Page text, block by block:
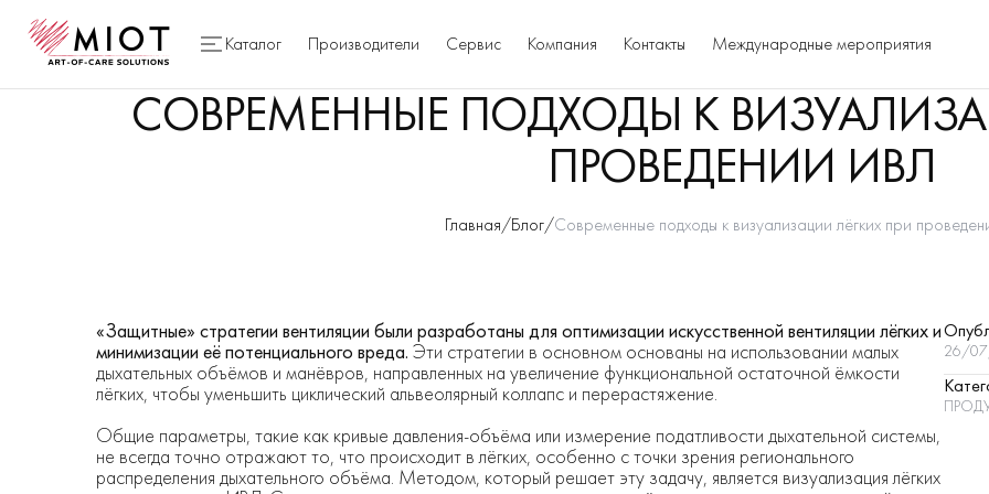
Каталог Производители Сервис Компания Контакты Международные мероприятия
СОВРЕМЕННЫЕ ПОДХОДЫ К
ПРОВЕДЕНИИ ИВЛ
Главная/Блог/Современные подходы к визуализации лёгких при
«Защитные» стратегии вентиляции были разработаны для оптимизации искусственной вентиляции лёгких и
минимизации её потенциального вреда. Эти стратегии в основном основаны на использовании малых
дыхательных объёмов и манёвров, направленных на увеличение функциональной остаточной ёмкости
лёгких, чтобы уменьшить циклический альвеолярный коллапс и перерастяжение.
Общие параметры, такие как кривые давления-объёма или измерение податливости дыхательной системы,
не всегда точно отражают то, что происходит в лёгких, особенно с точки зрения регионального
распределения дыхательного объёма. Методом, который решает эту задачу, является визуализация лёгких
26/